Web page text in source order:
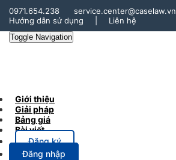
0971.654.238
service.center@caselaw.vn
Hướng dẫn sử dụng
Liên hệ
Toggle Navigation
Giới thiệu
Giải pháp
Bảng giá
Bài viết
Đăng ký
Đăng nhập